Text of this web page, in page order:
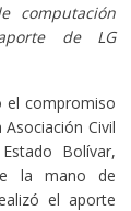
computación
de LG
el compromiso
Civil
Bolívar,
la mano de
el aporte